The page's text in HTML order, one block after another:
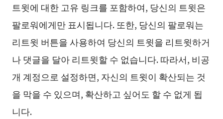
트윗에 대한 고유 링크를 포함하여, 당신의 트윗은
팔로워에게만 표시됩니다. 또한, 당신의 팔로워는
리트윗 버튼을 사용하여 당신의 트윗을 리트윗하거
나 댓글을 달아 리트윗할 수 없습니다. 따라서, 비공
개 계정으로 설정하면, 자신의 트윗이 확산되는 것
을 막을 수 있으며, 확산하고 싶어도 할 수 없게 됩
니다.